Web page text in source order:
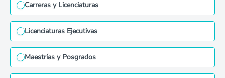
Carreras y Licenciaturas
Licenciaturas Ejecutivas
Maestrías y Posgrados